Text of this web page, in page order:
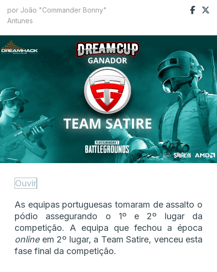
por João "Commander Bonny"
Antunes
Ouvir
As equipas portuguesas tomaram de assalto o
pódio assegurando o 1º e 2º lugar da
competição. A equipa que fechou a época
onlineem 2º lugar, a Team Satire, venceu esta
fase final da competição.